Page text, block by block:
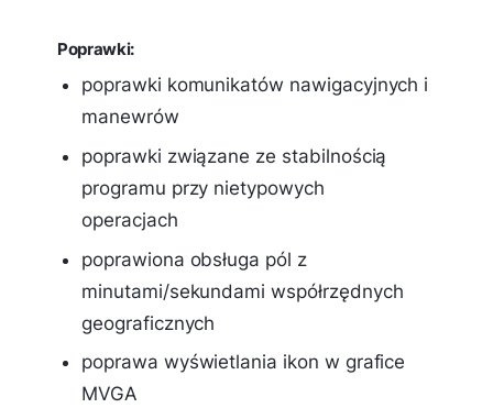
Poprawki:
poprawki komunikatów nawigacyjnych i
manewrów
poprawki związane ze stabilnością
programu przy nietypowych
operacjach
poprawiona obsługa pól z
minutami/sekundami współrzędnych
geograficznych
poprawa wyświetlania ikon w grafice
MVGA